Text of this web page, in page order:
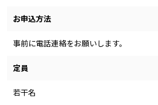
お申込方法
事前に電話連絡をお願いします。
定員
若干名